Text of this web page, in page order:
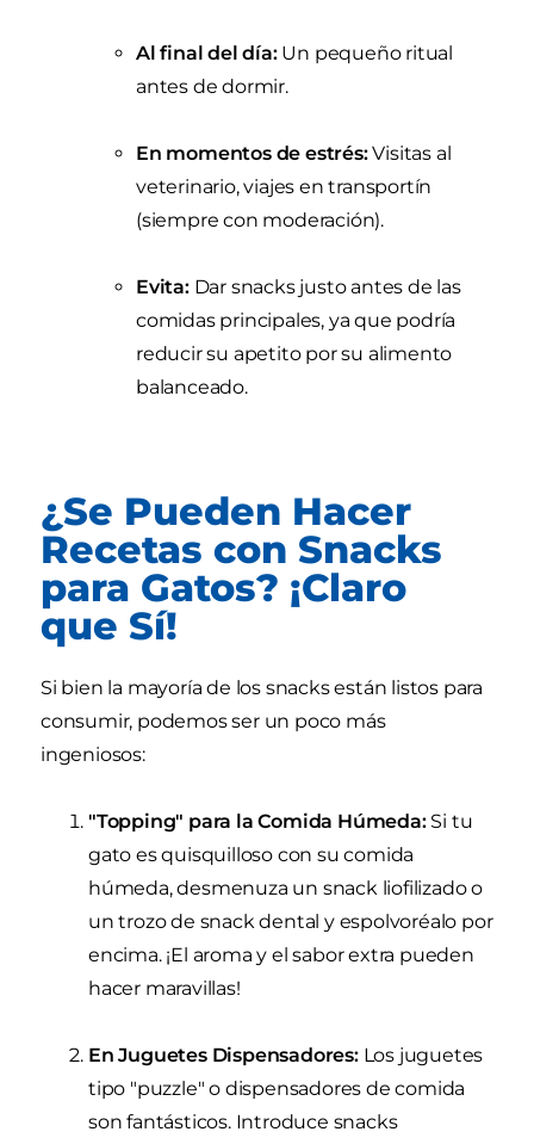
Al final del día:Un pequeño ritual
antes de dormir.
En momentos de estrés:Visitas al
veterinario, viajes en transportín
(siempre con moderación).
Evita:Dar snacks justo antes de las
comidas principales, ya que podría
reducir su apetito por su alimento
balanceado.
¿Se Pueden Hacer
Recetas con Snacks
para Gatos? ¡Claro
que Sí!
Si bien la mayoría de los snacks están listos para
consumir, podemos ser un poco más
ingeniosos:
"Topping" para la Comida Húmeda:Si tu
gato es quisquilloso con su comida
húmeda, desmenuza un snack liofilizado o
un trozo de snack dental y espolvoréalo por
encima. ¡El aroma y el sabor extra pueden
hacer maravillas!
En Juguetes Dispensadores:Los juguetes
tipo "puzzle" o dispensadores de comida
son fantásticos. Introduce snacks